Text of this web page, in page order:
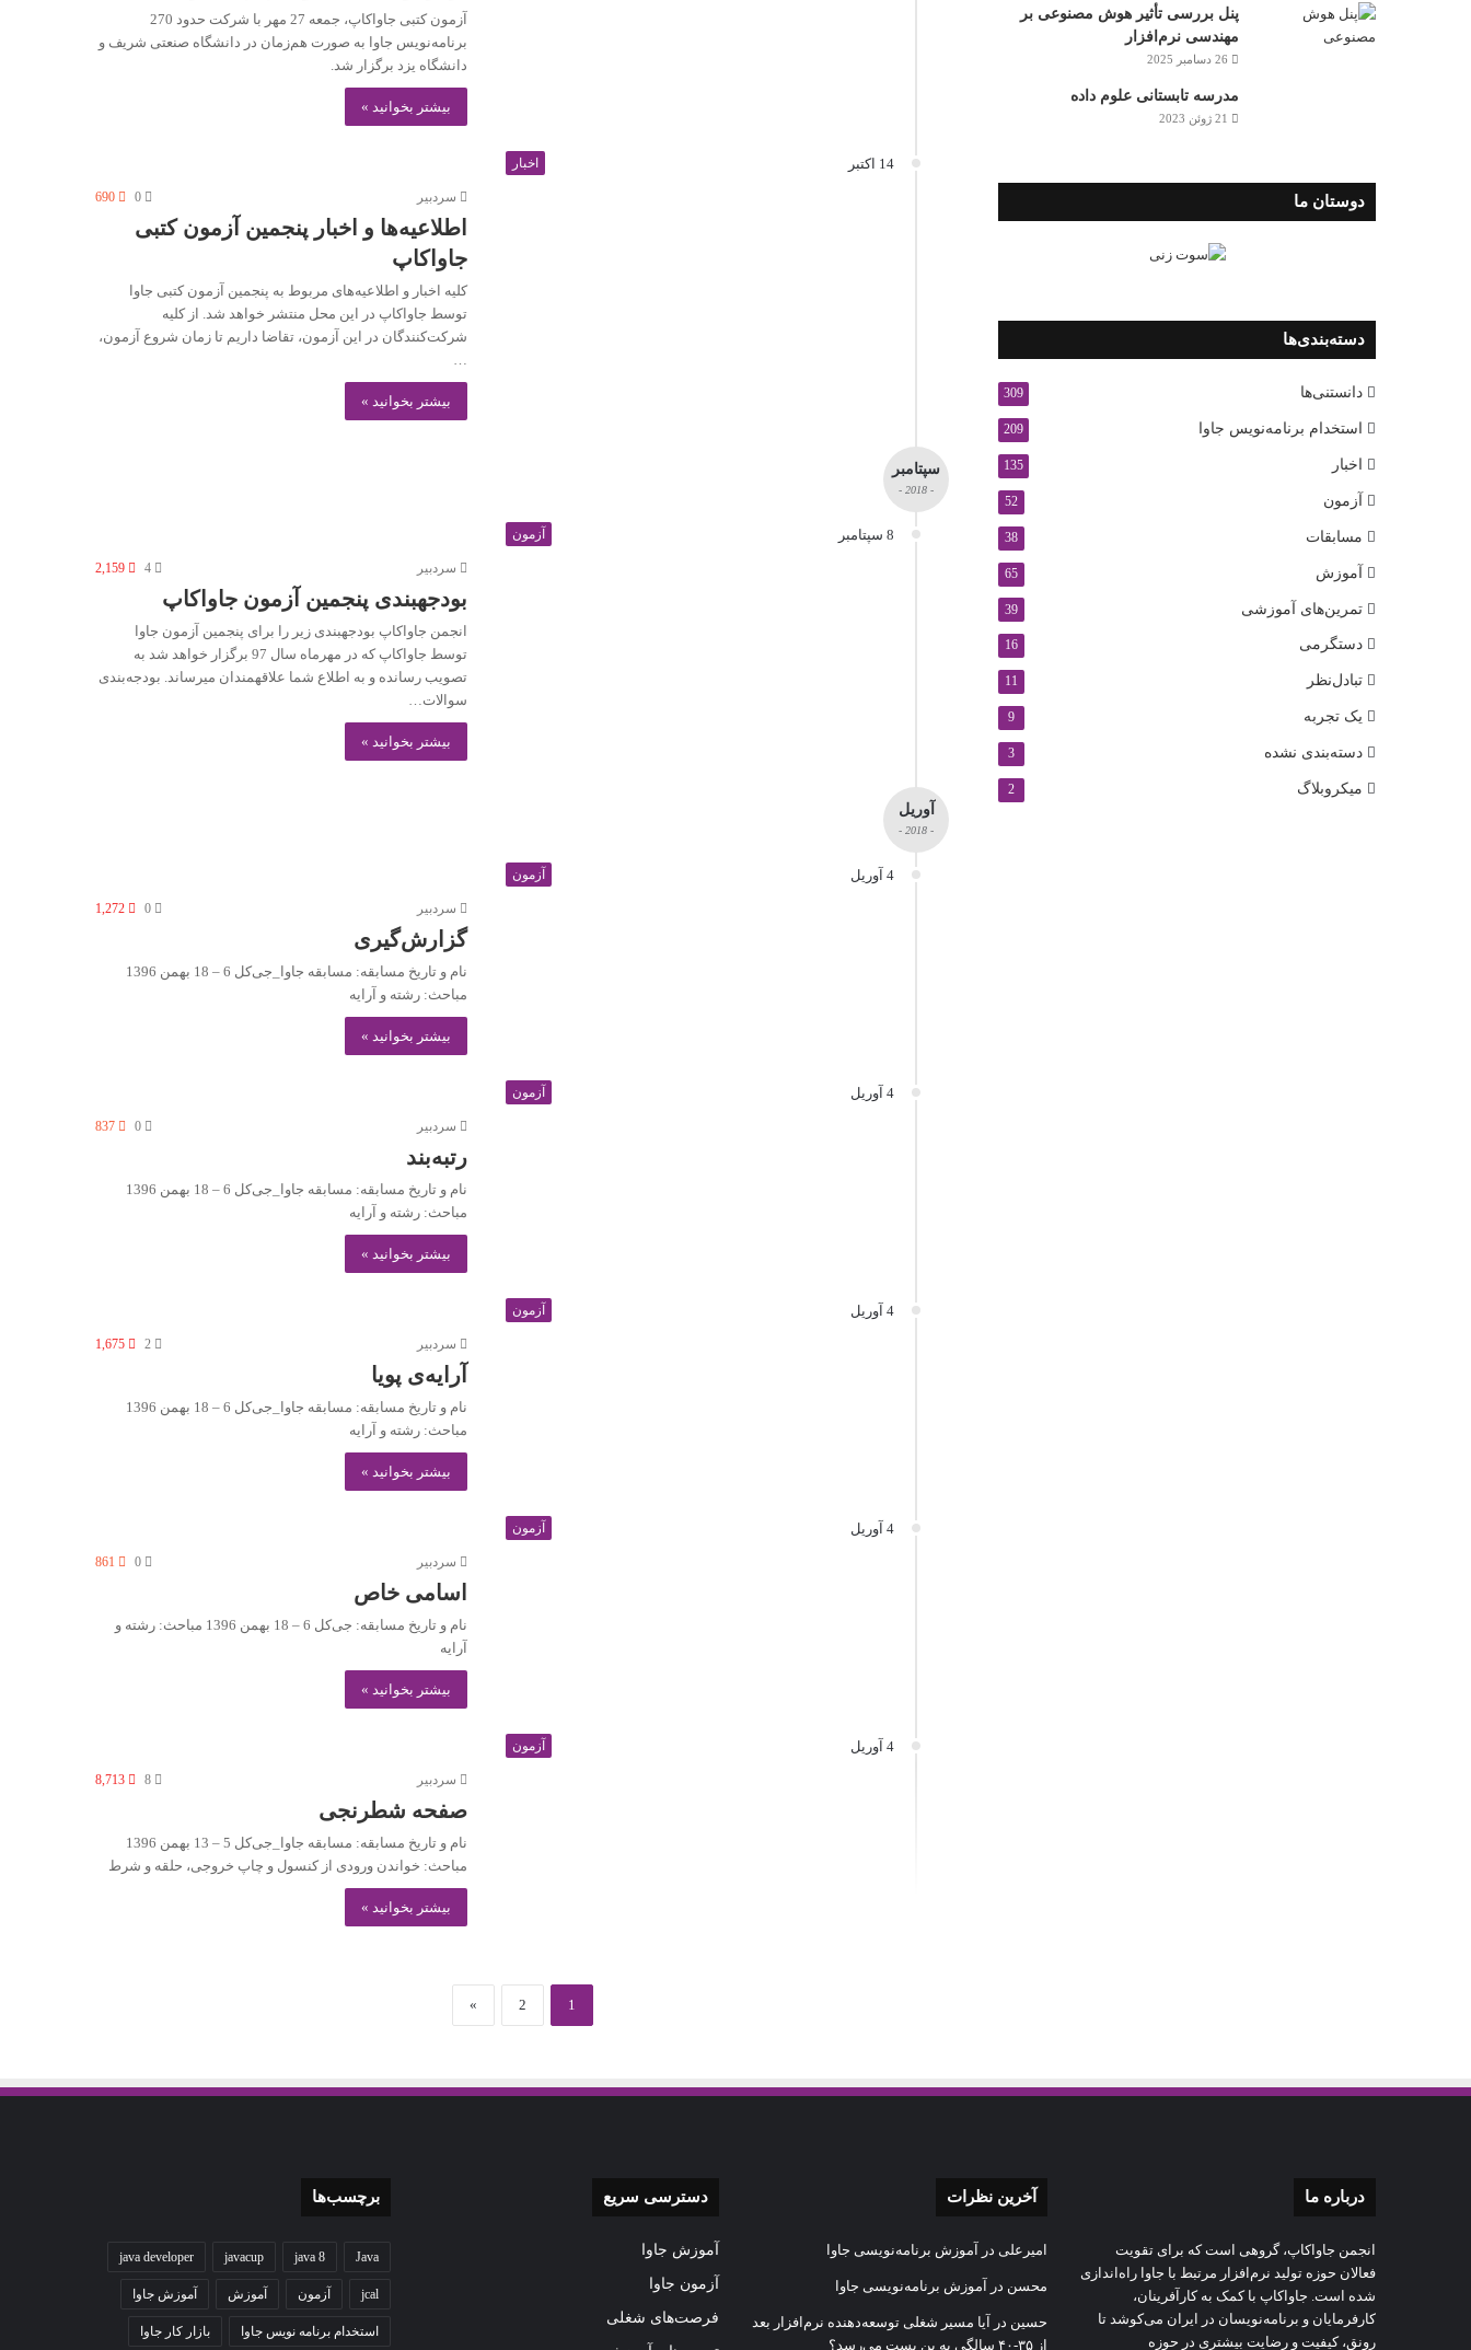
آزمون کتبی جاواکاپ، جمعه 27 مهر با شرکت حدود 270
برنامه‌نویس جاوا به صورت هم‌زمان در دانشگاه صنعتی شریف و
دانشگاه یزد برگزار شد.
بیشتر بخوانید »
14 اکتبر اخبار
سردبیر 0
690
اطلاعیه‌ها و اخبار پنجمین آزمون کتبی
جاواکاپ
کلیه اخبار و اطلاعیه‌های مربوط به پنجمین آزمون کتبی جاوا
توسط جاواکاپ در این محل منتشر خواهد شد. از کلیه
شرکت‌کنندگان در این آزمون، تقاضا داریم تا زمان شروع آزمون،
…
بیشتر بخوانید »
سپتامبر
- 2018 -
8 سپتامبر آزمون
سردبیر 4
2,159
بودجه‎بندی پنجمین آزمون جاواکاپ
انجمن جاواکاپ بودجه‎بندی زیر را برای پنجمین آزمون جاوا
توسط جاواکاپ که در مهرماه سال 97 برگزار خواهد شد به
تصویب رسانده و به اطلاع شما علاقه‎مندان می‎رساند. بودجه‌بندی
سوالات…
بیشتر بخوانید »
آوریل
- 2018 -
4 آوریل آزمون
سردبیر 0
1,272
گزارش‌گیری
نام و تاریخ مسابقه: مسابقه جاوا_جی‌کل 6 – 18 بهمن 1396
مباحث: رشته و آرایه
بیشتر بخوانید »
4 آوریل آزمون
سردبیر 0
837
رتبه‌بند
نام و تاریخ مسابقه: مسابقه جاوا_جی‌کل 6 – 18 بهمن 1396
مباحث: رشته و آرایه
بیشتر بخوانید »
4 آوریل آزمون
سردبیر 2
1,675
آرایه‌ی پویا
نام و تاریخ مسابقه: مسابقه جاوا_جی‌کل 6 – 18 بهمن 1396
مباحث: رشته و آرایه
بیشتر بخوانید »
4 آوریل آزمون
سردبیر 0
861
اسامی خاص
نام و تاریخ مسابقه: جی‌کل 6 – 18 بهمن 1396 مباحث: رشته و
آرایه
بیشتر بخوانید »
4 آوریل آزمون
سردبیر 8
8,713
صفحه شطرنجی
نام و تاریخ مسابقه: مسابقه جاوا_جی‌کل 5 – 13 بهمن 1396
مباحث: خواندن ورودی از کنسول و چاپ خروجی، حلقه و شرط
بیشتر بخوانید »
1
2
»
پنل بررسی تأثیر هوش مصنوعی بر
مهندسی نرم‌افزار
26 دسامبر 2025
مدرسه تابستانی علوم داده
21 ژوئن 2023
دوستان ما
دسته‌بندی‌ها
دانستنی‌ها 309
استخدام برنامه‌نویس جاوا 209
اخبار 135
آزمون 52
مسابقات 38
آموزش 65
تمرین‌های آموزشی 39
دستگرمی 16
تبادل‌نظر 11
یک تجربه 9
دسته‌بندی نشده 3
میکروبلاگ 2
درباره‌ ما
انجمن جاواکاپ، گروهی است که برای تقویت
فعالان حوزه‌ تولید نرم‌افزار مرتبط با جاوا راه‌اندازی
شده است. جاواکاپ با کمک به کارآفرینان،
کارفرمایان و برنامه‌نویسان در ایران می‌کوشد تا
رونق، کیفیت و رضایت بیشتری در حوزه‌
آخرین نظرات
امیرعلی در آموزش برنامه‌نویسی جاوا
محسن در آموزش برنامه‌نویسی جاوا
حسین در
آیا مسیر شغلی توسعه‌دهنده نرم‌افزار بعد
از ۳۵-۴۰ سالگی به بن بست می‌رسد؟
دسترسی سریع
آموزش جاوا
آزمون جاوا
فرصت‌های شغلی
برچسب‌ها
Java
java 8
javacup
java developer
jcal آزمون آموزش آموزش جاوا
استخدام برنامه نویس جاوا بازار کار جاوا